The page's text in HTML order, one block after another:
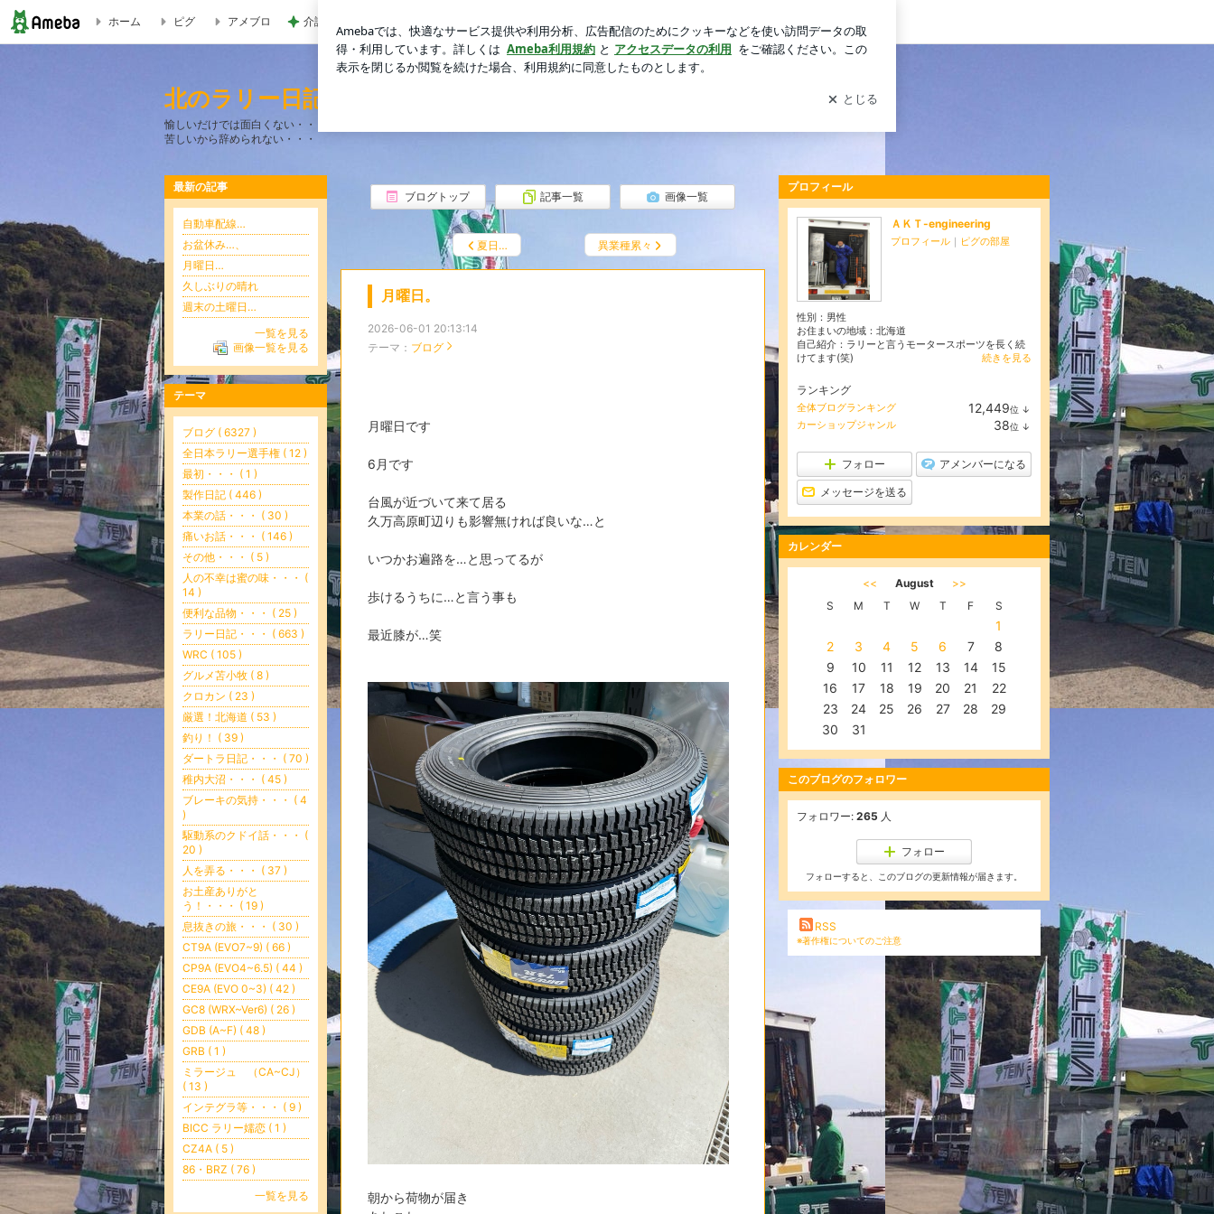
ホーム ピグ アメブロ 介護経験がなく危機感ゼロの夫 ログイン
北のラリー日記
愉しいだけでは面白くない・・・
苦しいから辞められない・・・
ブログトップ 記事一覧 画像一覧
夏日… 異業種累々
月曜日。
2026-06-01 20:13:14
テーマ： ブログ
月曜日です
6月です
台風が近づいて来て居る
久万高原町辺りも影響無ければ良いな…と
いつかお遍路を…と思ってるが
歩けるうちに…と言う事も
最近膝が…笑
朝から荷物が届き
プロフィール
ＡＫＴ-engineering
プロフィール ｜ ピグの部屋
性別： 男性
お住まいの地域： 北海道
自己紹介：ラリーと言うモータースポーツを長く続
けてます(笑)
続きを見る
ランキング
全体ブログランキング 12,449位 ↓
ン
カーショップジャンル 38位 ↓
フォロー アメンバーになる
メッセージを送る
カレンダー
<< August
>>
S
M T W T F S
1
2
3 4 5 6 7
8
9
10 11 12 13 14
15
16
17 18 19 20 21
22
23
24 25 26 27 28
29
30
31
このブログのフォロワー
フォロワー: 265 人
フォロー
フォローすると、このブログの更新情報が届きます。
RSS
※著作権についてのご注意
最新の記事
自動車配線…
お盆休み…、
月曜日…
久しぶりの晴れ
週末の土曜日…
一覧を見る
画像一覧を見る
テーマ
ブログ ( 6327 )
全日本ラリー選手権 ( 12 )
最初・・・ ( 1 )
製作日記 ( 446 )
本業の話・・・ ( 30 )
痛いお話・・・ ( 146 )
その他・・・ ( 5 )
人の不幸は蜜の味・・・ (
14 )
便利な品物・・・ ( 25 )
ラリー日記・・・ ( 663 )
WRC ( 105 )
グルメ苫小牧 ( 8 )
クロカン ( 23 )
厳選！北海道 ( 53 )
釣り！ ( 39 )
ダートラ日記・・・ ( 70 )
稚内大沼・・・ ( 45 )
ブレーキの気持・・・ ( 4
)
駆動系のクドイ話・・・ (
20 )
人を弄る・・・ ( 37 )
お土産ありがと
う！・・・ ( 19 )
息抜きの旅・・・ ( 30 )
CT9A (EVO7~9) ( 66 )
CP9A (EVO4~6.5) ( 44 )
CE9A (EVO 0~3) ( 42 )
GC8 (WRX~Ver6) ( 26 )
GDB (A~F) ( 48 )
GRB ( 1 )
ミラージュ （CA~CJ）
( 13 )
インテグラ等・・・ ( 9 )
BICC ラリー嬬恋 ( 1 )
CZ4A ( 5 )
86・BRZ ( 76 )
一覧を見る